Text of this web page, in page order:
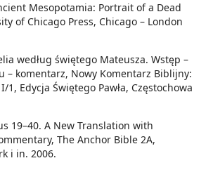
Mesopotamia: Portrait of a Dead
of Chicago Press, Chicago – London
według świętego Mateusza. Wstęp –
– komentarz, Nowy Komentarz Biblijny:
1, Edycja Świętego Pawła, Częstochowa
19–40. A New Translation with
The Anchor Bible 2A,
i in. 2006.